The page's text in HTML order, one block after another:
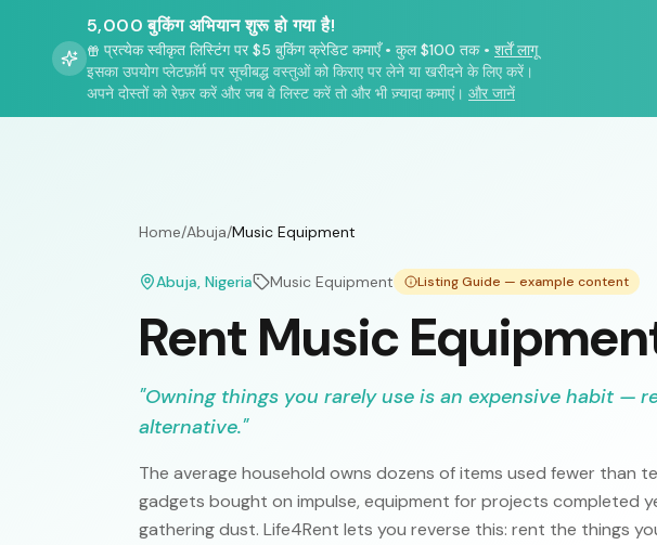
5,000 बुकिंग अभियान शुरू हो गया है!
प्रत्येक स्वीकृत लिस्टिंग पर $5 बुकिंग क्रेडिट कमाएँ• कुल $100 तक• शर्तें लागू
इसका उपयोग प्लेटफ़ॉर्म पर सूचीबद्ध वस्तुओं को किराए पर लेने या खरीदने के लिए करें।
अपने दोस्तों को रेफ़र करें और जब वे लिस्ट करें तो और भी ज़्यादा कमाएं। और जानें
Home/Abuja/Music Equipment
Abuja, Nigeria Music Equipment Listing Guide — example content
Rent Music
"Owning things you rarely use is an expensive habit —
alternative."
The average household owns dozens of items used fewer than
gadgets bought on impulse, equipment for projects completed
gathering dust. Life4Rent lets you reverse this: rent the things